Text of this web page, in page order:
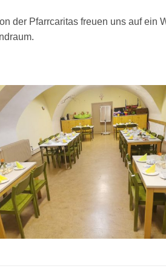
der Pfarrcaritas freuen uns auf ein